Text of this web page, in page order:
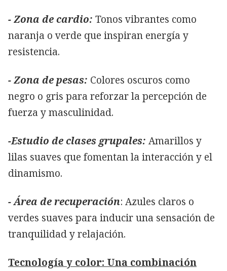
- Zona de cardio: Tonos vibrantes como
naranja o verde que inspiran energía y
resistencia.
- Zona de pesas: Colores oscuros como
negro o gris para reforzar la percepción de
fuerza y masculinidad.
-Estudio de clases grupales: Amarillos y
lilas suaves que fomentan la interacción y el
dinamismo.
- Área de recuperación: Azules claros o
verdes suaves para inducir una sensación de
tranquilidad y relajación.
Tecnología y color: Una combinación